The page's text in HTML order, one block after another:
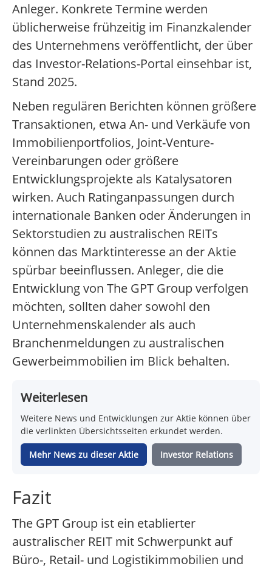
Anleger. Konkrete Termine werden
üblicherweise frühzeitig im Finanzkalender
des Unternehmens veröffentlicht, der über
das Investor-Relations-Portal einsehbar ist,
Stand 2025.
Neben regulären Berichten können größere
Transaktionen, etwa An- und Verkäufe von
Immobilienportfolios, Joint-Venture-
Vereinbarungen oder größere
Entwicklungsprojekte als Katalysatoren
wirken. Auch Ratinganpassungen durch
internationale Banken oder Änderungen in
Sektorstudien zu australischen REITs
können das Marktinteresse an der Aktie
spürbar beeinflussen. Anleger, die die
Entwicklung von The GPT Group verfolgen
möchten, sollten daher sowohl den
Unternehmenskalender als auch
Branchenmeldungen zu australischen
Gewerbeimmobilien im Blick behalten.
Weiterlesen
Weitere News und Entwicklungen zur Aktie können über
die verlinkten Übersichtsseiten erkundet werden.
Mehr News zu dieser Aktie Investor Relations
Fazit
The GPT Group ist ein etablierter
australischer REIT mit Schwerpunkt auf
Büro-, Retail- und Logistikimmobilien und